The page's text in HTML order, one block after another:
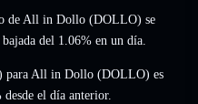
de All in Dollo (DOLLO) se
del 1.06% en un día.
para All in Dollo (DOLLO) es
desde el día anterior.